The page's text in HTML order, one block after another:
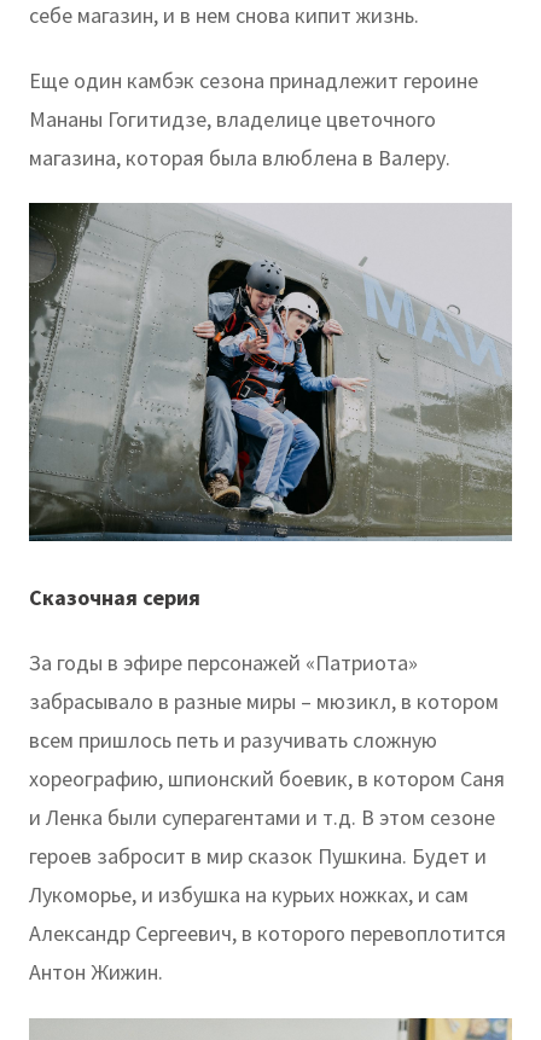
себе магазин, и в нем снова кипит жизнь.
Еще один камбэк сезона принадлежит героине
Мананы Гогитидзе, владелице цветочного
магазина, которая была влюблена в Валеру.
Сказочная серия
За годы в эфире персонажей «Патриота»
забрасывало в разные миры – мюзикл, в котором
всем пришлось петь и разучивать сложную
хореографию, шпионский боевик, в котором Саня
и Ленка были суперагентами и т.д. В этом сезоне
героев забросит в мир сказок Пушкина. Будет и
Лукоморье, и избушка на курьих ножках, и сам
Александр Сергеевич, в которого перевоплотится
Антон Жижин.